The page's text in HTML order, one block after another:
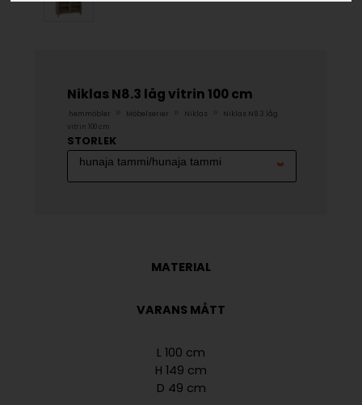
Niklas N8.3 låg vitrin 100 cm
hemmöbler Möbelserier Niklas
Niklas N8.3 låg
vitrin 100 cm
STORLEK
MATERIAL
VARANS MÅTT
L 100 cm
H 149 cm
D 49 cm